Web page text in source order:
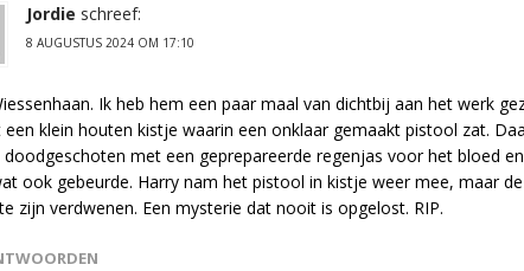
Jordie schreef:
8 AUGUSTUS 2024 OM 17:10
Ik heb hem een paar maal van dichtbij aan het werk
klein houten kistje waarin een onklaar gemaakt pistool zat.
met een geprepareerde regenjas voor het bloed
ook gebeurde. Harry nam het pistool in kistje weer mee, maar
zijn verdwenen. Een mysterie dat nooit is opgelost. RIP.